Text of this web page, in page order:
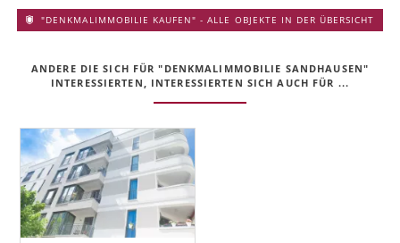
"DENKMALIMMOBILIE KAUFEN" - ALLE OBJEKTE IN DER ÜBERSICHT
ANDERE DIE SICH FÜR "DENKMALIMMOBILIE SANDHAUSEN"
INTERESSIERTEN, INTERESSIERTEN SICH AUCH FÜR ...